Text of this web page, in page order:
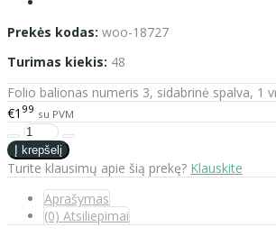
Prekės kodas: woo-18727
Turimas kiekis: 48
Folio balionas numeris 3, sidabrinė spalva, 1
€1 99 su PVM
Turite klausimų apie šią prekę? Klauskite
Aprašymas
(0) Atsiliepimai